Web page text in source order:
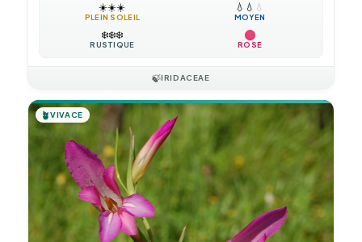
☀️☀️☀️
PLEIN SOLEIL
💧 💧 💧
MOYEN
❄️❄️❄️
RUSTIQUE ROSE
🍃IRIDACEAE
🪴VIVACE